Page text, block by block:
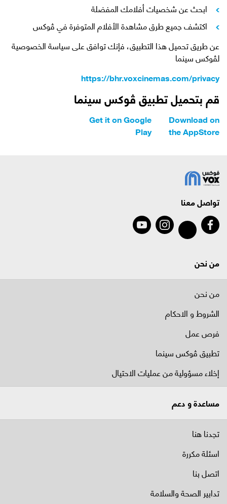
ابحث عن شخصيات أفلامك المفضلة
اكتشف جميع طرق مشاهدة الأفلام المتوفرة في ڤوكس
عن طريق تحميل هذا التطبيق، فإنك توافق على سياسة الخصوصية
لڤوكس سينما
https://bhr.voxcinemas.com/privacy
قم بتحميل تطبيق ڤوكس سينما
Download on
the AppStore
Get it on Google
Play
تواصل معنا
من نحن
من نحن
الشروط و الاحكام
فرص عمل
تطبيق ڤوكس سينما
إخلاء مسؤولية من عمليات الاحتيال
مساعدة و دعم
تجدنا هنا
اسئلة مكررة
اتصل بنا
تدابير الصحة والسلامة